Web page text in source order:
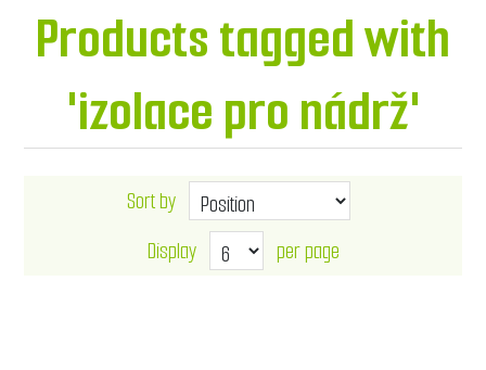
Products tagged with
'izolace pro nádrž'
Sort by
Display
per page